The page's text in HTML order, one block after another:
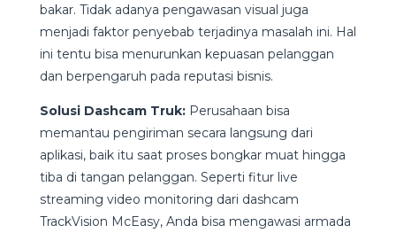
bakar. Tidak adanya pengawasan visual juga
menjadi faktor penyebab terjadinya masalah ini. Hal
ini tentu bisa menurunkan kepuasan pelanggan
dan berpengaruh pada reputasi bisnis.
Solusi Dashcam Truk: Perusahaan bisa
memantau pengiriman secara langsung dari
aplikasi, baik itu saat proses bongkar muat hingga
tiba di tangan pelanggan. Seperti fitur live
streaming video monitoring dari dashcam
TrackVision McEasy, Anda bisa mengawasi armada